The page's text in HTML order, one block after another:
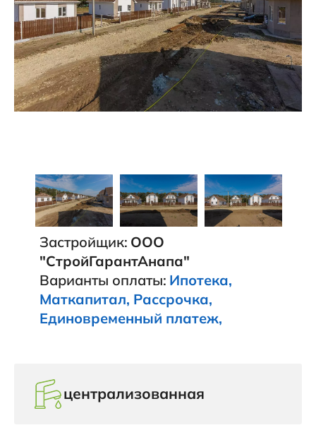
Застройщик: ООО
"СтройГарантАнапа"
Варианты оплаты: Ипотека,
Маткапитал, Рассрочка,
Единовременный платеж,
централизованная